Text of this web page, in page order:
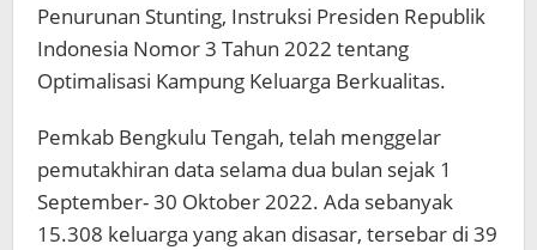
Penurunan Stunting, Instruksi Presiden Republik
Indonesia Nomor 3 Tahun 2022 tentang
Optimalisasi Kampung Keluarga Berkualitas.
Pemkab Bengkulu Tengah, telah menggelar
pemutakhiran data selama dua bulan sejak 1
September- 30 Oktober 2022. Ada sebanyak
15.308 keluarga yang akan disasar, tersebar di 39